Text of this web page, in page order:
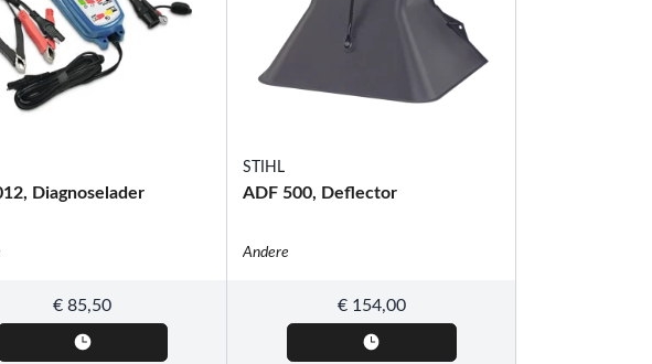
Diagnoselader
€ 85,50
STIHL
ADF 500, Deflector
Andere
€154,00